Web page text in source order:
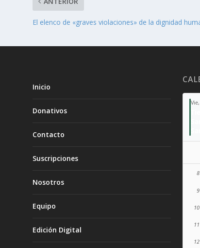
El elenco de «graves violaciones» de la dignidad
Inicio
Donativos
Contacto
Suscripciones
Nosotros
Equipo
Edición Digital